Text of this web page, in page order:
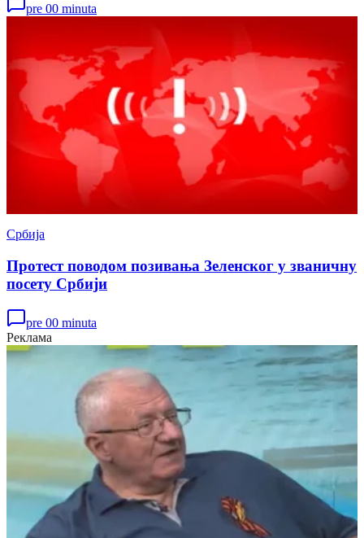
pre 00 minuta
Србија
Протест поводом позивања Зеленског у званичну
посету Србији
pre 00 minuta
Реклама